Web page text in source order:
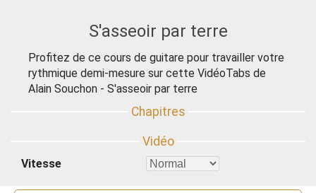
S'asseoir par terre
Profitez de ce cours de guitare pour travailler votre
rythmique demi-mesure sur cette VidéoTabs de
Alain Souchon - S'asseoir par terre
Vitesse